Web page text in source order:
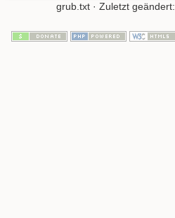
grub.txt · Zuletzt geändert: